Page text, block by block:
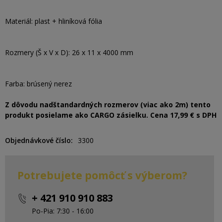
Materiál: plast + hliníková fólia
Rozmery (Š x V x D): 26 x 11 x 4000 mm
Farba: brúsený nerez
Z dôvodu nadštandardných rozmerov (viac ako 2m) tento
produkt posielame ako CARGO zásielku. Cena 17,99 € s DPH
Objednávkové číslo 3300
Potrebujete pomôcť s výberom?
+ 421 910 910 883
Po-Pia: 7:30 - 16:00